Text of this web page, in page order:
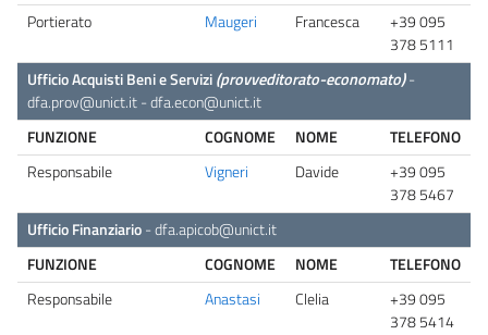
Portierato
Maugeri Francesca
+39 095
378 5111
Ufficio Acquisti Beni e Servizi(provveditorato-economato)-
dfa.prov@unict.it-dfa.econ@unict.it
FUNZIONE
COGNOME NOME
TELEFONO
Responsabile
Vigneri Davide
+39 095
378 5467
Ufficio Finanziario-dfa.apicob@unict.it
FUNZIONE
COGNOME NOME
TELEFONO
Responsabile
Anastasi Clelia
+39 095
378 5414